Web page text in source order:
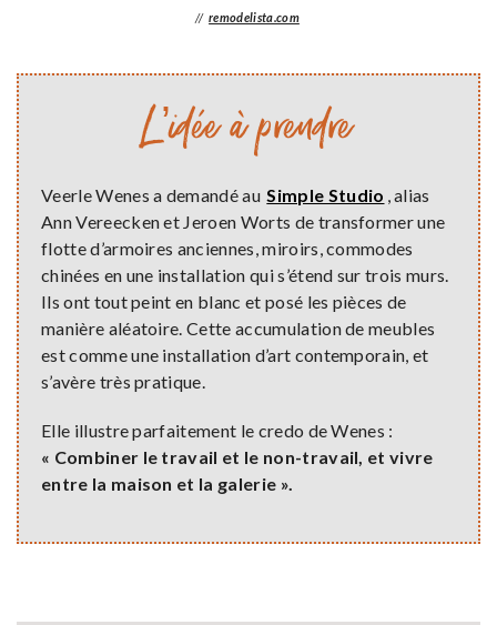
// remodelista.com
L’idée à prendre
Veerle Wenes a demandé au Simple Studio , alias
Ann Vereecken et Jeroen Worts de transformer une
flotte d’armoires anciennes, miroirs, commodes
chinées en une installation qui s’étend sur trois murs.
Ils ont tout peint en blanc et posé les pièces de
manière aléatoire. Cette accumulation de meubles
est comme une installation d’art contemporain, et
s’avère très pratique.
Elle illustre parfaitement le credo de Wenes :
« Combiner le travail et le non-travail, et vivre
entre la maison et la galerie ».